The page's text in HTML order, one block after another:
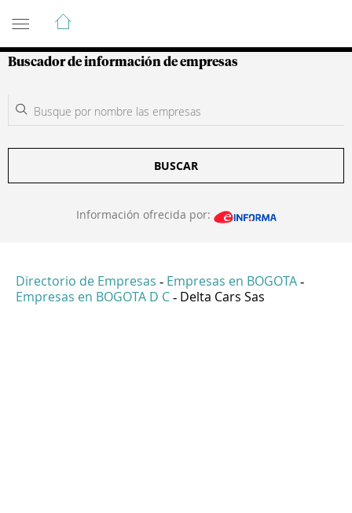
Guía de Empresas Colombianas
Buscador de información de empresas
BUSCAR
Información ofrecida por:
Directorio de Empresas - Empresas en BOGOTA -
Empresas en BOGOTA D C - Delta Cars Sas